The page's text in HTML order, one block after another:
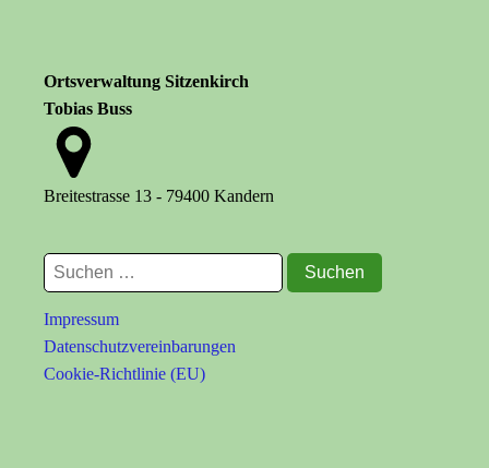
Ortsverwaltung Sitzenkirch
Tobias Buss
Breitestrasse 13 - 79400 Kandern
Suchen
nach:
Impressum
Datenschutzvereinbarungen
Cookie-Richtlinie (EU)